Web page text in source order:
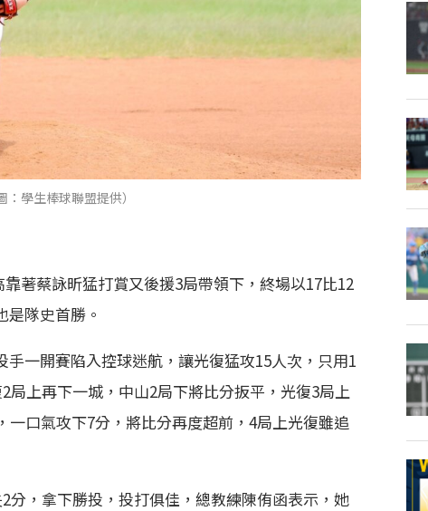
學生棒球聯盟提供）
著蔡詠昕猛打賞又後援3局帶領下，終場以17比12
隊史首勝。
一開賽陷入控球迷航，讓光復猛攻15人次，只用1
上再下一城，中山2局下將比分扳平，光復3局上
口氣攻下7分，將比分再度超前，4局上光復雖追
分，拿下勝投，投打俱佳，總教練陳侑函表示，她